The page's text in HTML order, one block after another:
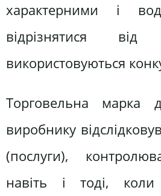
характерними і
відрізнятися
використовуються
Торговельна марка
виробнику
(послуги),
навіть і тоді,